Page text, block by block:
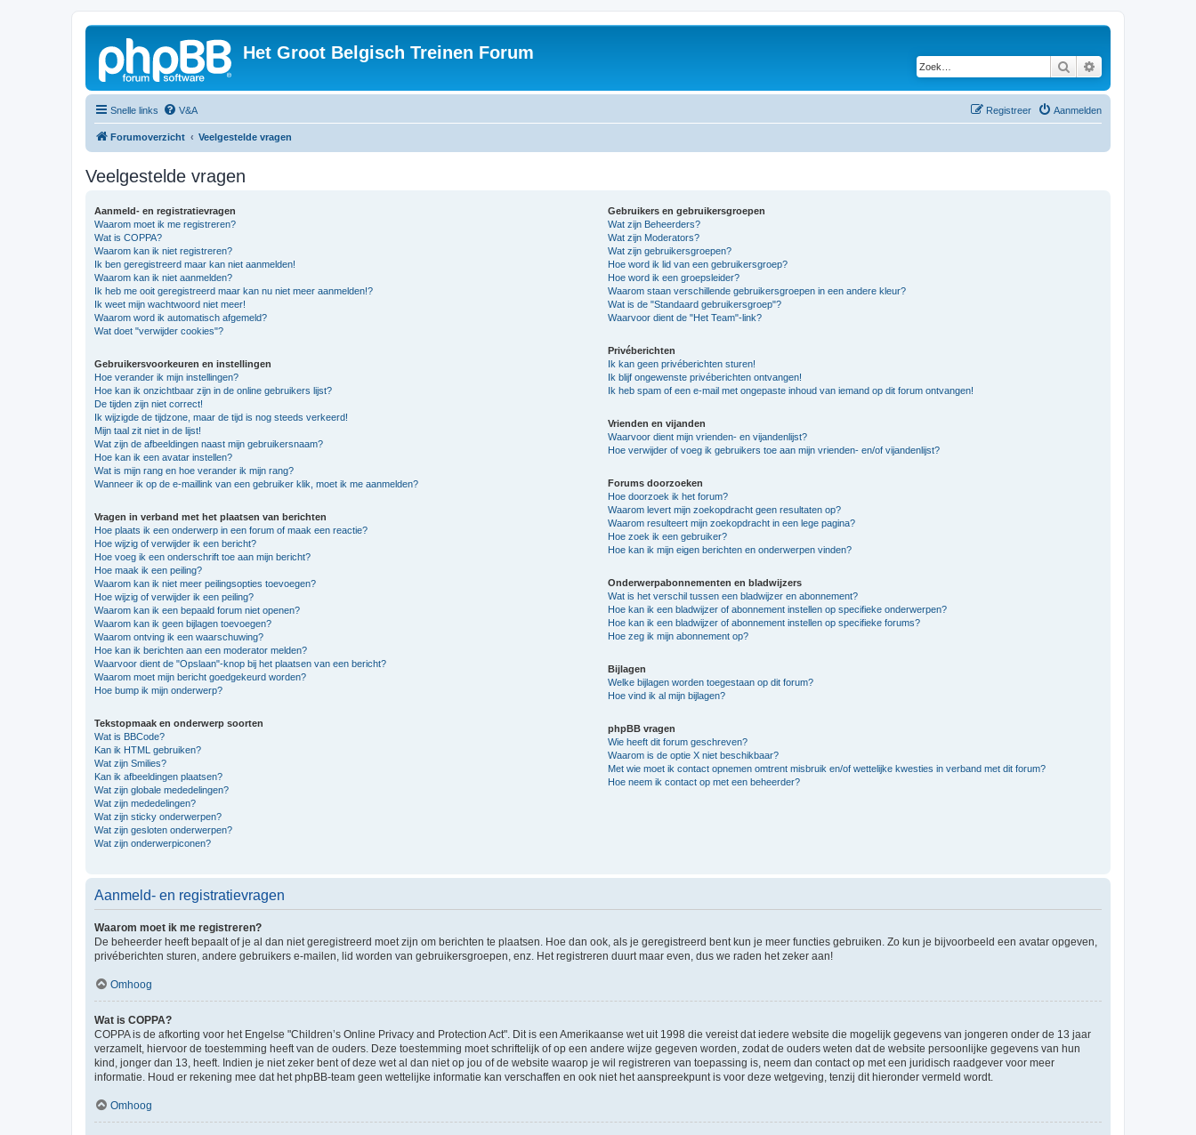
Het Groot Belgisch Treinen Forum
Zoek
Snelle links V&A Aanmelden
Registreer
Forumoverzicht Veelgestelde vragen
Veelgestelde vragen
Aanmeld- en registratievragen
Waarom moet ik me registreren?
Wat is COPPA?
Waarom kan ik niet registreren?
Ik ben geregistreerd maar kan niet aanmelden!
Waarom kan ik niet aanmelden?
Ik heb me ooit geregistreerd maar kan nu niet meer aanmelden!?
Ik weet mijn wachtwoord niet meer!
Waarom word ik automatisch afgemeld?
Wat doet "verwijder cookies"?
Gebruikersvoorkeuren en instellingen
Hoe verander ik mijn instellingen?
Hoe kan ik onzichtbaar zijn in de online gebruikers lijst?
De tijden zijn niet correct!
Ik wijzigde de tijdzone, maar de tijd is nog steeds verkeerd!
Mijn taal zit niet in de lijst!
Wat zijn de afbeeldingen naast mijn gebruikersnaam?
Hoe kan ik een avatar instellen?
Wat is mijn rang en hoe verander ik mijn rang?
Wanneer ik op de e-maillink van een gebruiker klik, moet ik me aanmelden?
Vragen in verband met het plaatsen van berichten
Hoe plaats ik een onderwerp in een forum of maak een reactie?
Hoe wijzig of verwijder ik een bericht?
Hoe voeg ik een onderschrift toe aan mijn bericht?
Hoe maak ik een peiling?
Waarom kan ik niet meer peilingsopties toevoegen?
Hoe wijzig of verwijder ik een peiling?
Waarom kan ik een bepaald forum niet openen?
Waarom kan ik geen bijlagen toevoegen?
Waarom ontving ik een waarschuwing?
Hoe kan ik berichten aan een moderator melden?
Waarvoor dient de "Opslaan"-knop bij het plaatsen van een bericht?
Waarom moet mijn bericht goedgekeurd worden?
Hoe bump ik mijn onderwerp?
Tekstopmaak en onderwerp soorten
Wat is BBCode?
Kan ik HTML gebruiken?
Wat zijn Smilies?
Kan ik afbeeldingen plaatsen?
Wat zijn globale mededelingen?
Wat zijn mededelingen?
Wat zijn sticky onderwerpen?
Wat zijn gesloten onderwerpen?
Wat zijn onderwerpiconen?
Gebruikers en gebruikersgroepen
Wat zijn Beheerders?
Wat zijn Moderators?
Wat zijn gebruikersgroepen?
Hoe word ik lid van een gebruikersgroep?
Hoe word ik een groepsleider?
Waarom staan verschillende gebruikersgroepen in een andere kleur?
Wat is de "Standaard gebruikersgroep"?
Waarvoor dient de "Het Team"-link?
Privéberichten
Ik kan geen privéberichten sturen!
Ik blijf ongewenste privéberichten ontvangen!
Ik heb spam of een e-mail met ongepaste inhoud van iemand op dit forum ontvangen!
Vrienden en vijanden
Waarvoor dient mijn vrienden- en vijandenlijst?
Hoe verwijder of voeg ik gebruikers toe aan mijn vrienden- en/of vijandenlijst?
Forums doorzoeken
Hoe doorzoek ik het forum?
Waarom levert mijn zoekopdracht geen resultaten op?
Waarom resulteert mijn zoekopdracht in een lege pagina?
Hoe zoek ik een gebruiker?
Hoe kan ik mijn eigen berichten en onderwerpen vinden?
Onderwerpabonnementen en bladwijzers
Wat is het verschil tussen een bladwijzer en abonnement?
Hoe kan ik een bladwijzer of abonnement instellen op specifieke onderwerpen?
Hoe kan ik een bladwijzer of abonnement instellen op specifieke forums?
Hoe zeg ik mijn abonnement op?
Bijlagen
Welke bijlagen worden toegestaan op dit forum?
Hoe vind ik al mijn bijlagen?
phpBB vragen
Wie heeft dit forum geschreven?
Waarom is de optie X niet beschikbaar?
Met wie moet ik contact opnemen omtrent misbruik en/of wettelijke kwesties in verband met dit forum?
Hoe neem ik contact op met een beheerder?
Aanmeld- en registratievragen
Waarom moet ik me registreren?
De beheerder heeft bepaalt of je al dan niet geregistreerd moet zijn om berichten te plaatsen. Hoe dan ook, als je geregistreerd bent kun je meer functies gebruiken. Zo kun je bijvoorbeeld een avatar opgeven,
privéberichten sturen, andere gebruikers e-mailen, lid worden van gebruikersgroepen, enz. Het registreren duurt maar even, dus we raden het zeker aan!
Omhoog
Wat is COPPA?
COPPA is de afkorting voor het Engelse "Children’s Online Privacy and Protection Act". Dit is een Amerikaanse wet uit 1998 die vereist dat iedere website die mogelijk gegevens van jongeren onder de 13 jaar
verzamelt, hiervoor de toestemming heeft van de ouders. Deze toestemming moet schriftelijk of op een andere wijze gegeven worden, zodat de ouders weten dat de website persoonlijke gegevens van hun
kind, jonger dan 13, heeft. Indien je niet zeker bent of deze wet al dan niet op jou of de website waarop je wil registreren van toepassing is, neem dan contact op met een juridisch raadgever voor meer
informatie. Houd er rekening mee dat het phpBB-team geen wettelijke informatie kan verschaffen en ook niet het aanspreekpunt is voor deze wetgeving, tenzij dit hieronder vermeld wordt.
Omhoog